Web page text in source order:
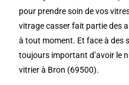
pour prendre soin de vos
vitrage casser fait partie des
à tout moment. Et face à des
toujours important d’avoir le
vitrier à Bron (69500).